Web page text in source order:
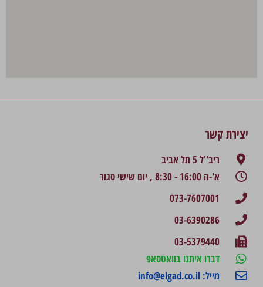
יצירת קשר
ריב''ל 5 תל אביב
א'-ה 16:00 - 8:30 , יום שישי סגור
073-7607001
03-6390286
03-5379440
דברו איתנו בוואטסאפ
מייל: info@elgad.co.il